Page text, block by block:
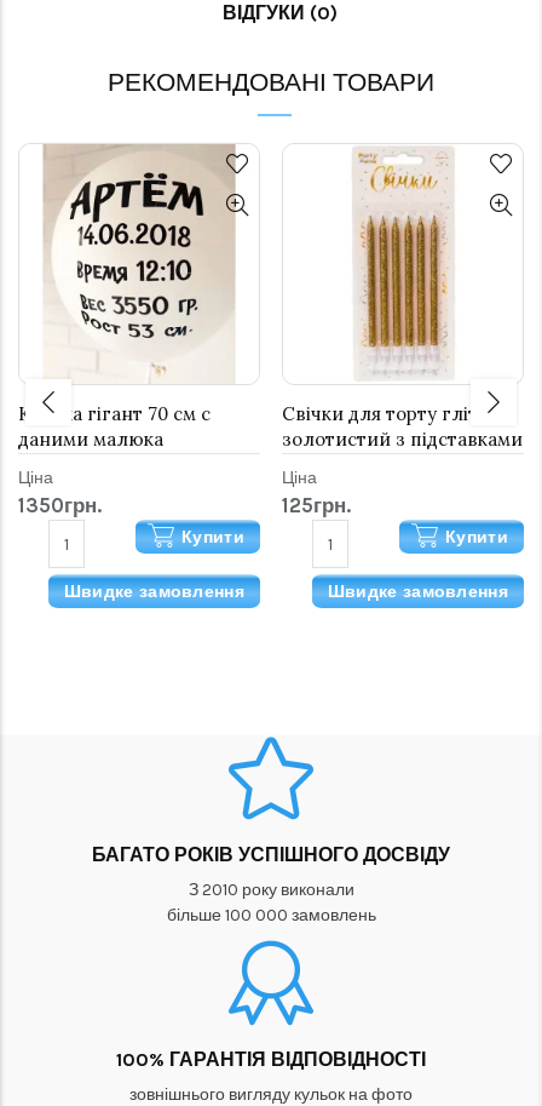
ВІДГУКИ (0)
РЕКОМЕНДОВАНІ ТОВАРИ
Кулька гігант 70 см с
даними малюка
Ціна
1350грн.
Купити
Швидке замовлення
Свічки для торту глітер
золотистий з підставками
Ціна
125грн.
Купити
Швидке замовлення
БАГАТО РОКІВ УСПІШНОГО ДОСВІДУ
З 2010 року виконали
більше 100 000 замовлень
100% ГАРАНТІЯ ВІДПОВІДНОСТІ
зовнішнього вигляду кульок на фото